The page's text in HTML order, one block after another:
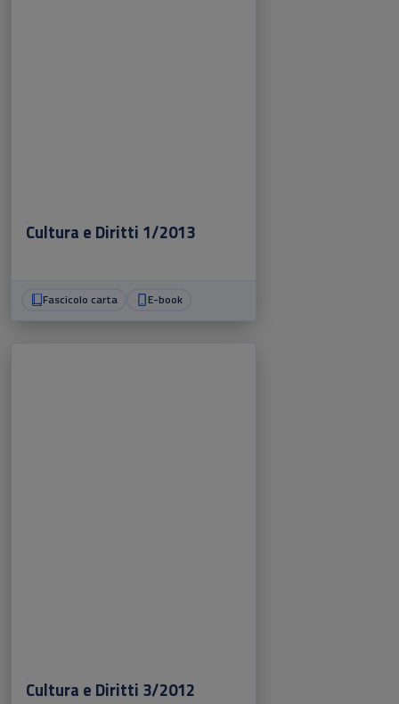
Cultura e Diritti 1/2013
Fascicolo carta E-book
Cultura e Diritti 3/2012